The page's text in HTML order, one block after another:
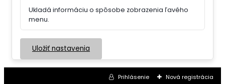
Ukladá informáciu o spôsobe zobrazenia ľavého
menu.
Uložiť nastavenia
Prihlásenie Nová registrácia